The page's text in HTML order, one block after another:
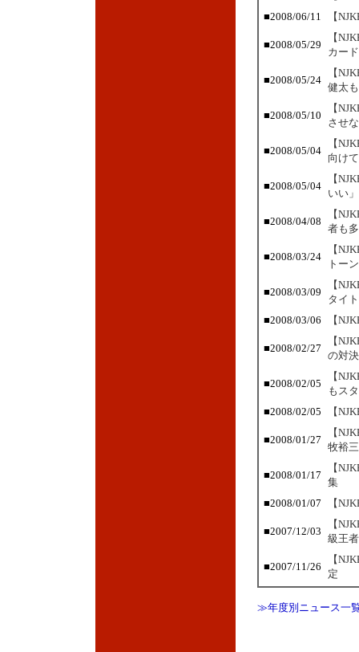
■2008/06/11 【
■2008/05/29
【
カー
■2008/05/24
【
健太
■2008/05/10
【
させ
■2008/05/04
【
向け
■2008/05/04
【
いい」
■2008/04/08
【
者も
■2008/03/24
【
トー
■2008/03/09
【
タイ
■2008/03/06 【
■2008/02/27
【
の対
■2008/02/05
【
もス
■2008/02/05 【
■2008/01/27
【
牧裕
■2008/01/17
【
集
■2008/01/07 【
■2007/12/03
【
級王
■2007/11/26
【
定
≫年度別ニュース一